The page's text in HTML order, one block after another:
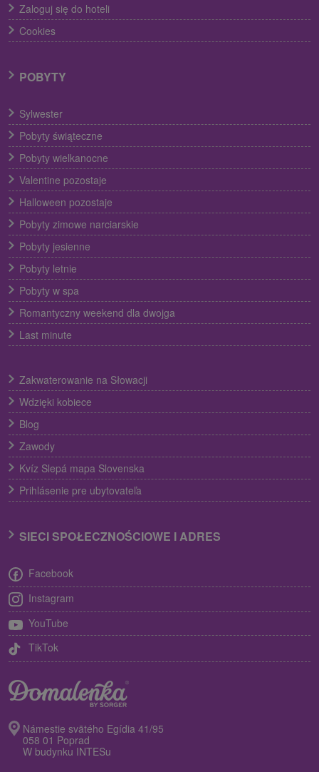
Zaloguj się do hoteli
Cookies
POBYTY
Sylwester
Pobyty świąteczne
Pobyty wielkanocne
Valentine pozostaje
Halloween pozostaje
Pobyty zimowe narciarskie
Pobyty jesienne
Pobyty letnie
Pobyty w spa
Romantyczny weekend dla dwojga
Last minute
Zakwaterowanie na Słowacji
Wdzięki kobiece
Blog
Zawody
Kvíz Slepá mapa Slovenska
Prihlásenie pre ubytovateľa
SIECI SPOŁECZNOŚCIOWE I ADRES
Facebook
Instagram
YouTube
TikTok
Námestie svätého Egídia 41/95
058 01 Poprad
W budynku INTESu